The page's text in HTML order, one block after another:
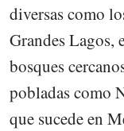
diversas como
Grandes
bosques
pobladas como
que sucede en